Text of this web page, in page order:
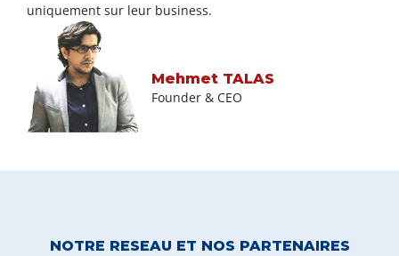
uniquement sur leur business.
Mehmet TALAS
Founder & CEO
NOTRE RESEAU ET NOS PARTENAIRES